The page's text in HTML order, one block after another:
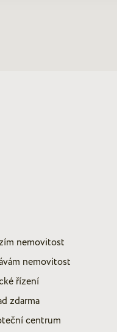
nemovitost
nemovitost
řízení
zdarma
centrum